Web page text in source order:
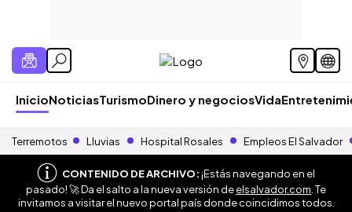
InicioNoticiasTurismoDinero y negociosVida
Terremotos Lluvias Hospital Rosales Empleos El Salvador
CONTENIDO DE ARCHIVO:¡Estás navegando en el
pasado! 🚀 Da el salto a la nueva versión deelsalvador.com . Te
invitamos a visitar el nuevo portal país donde coincidimos todos.